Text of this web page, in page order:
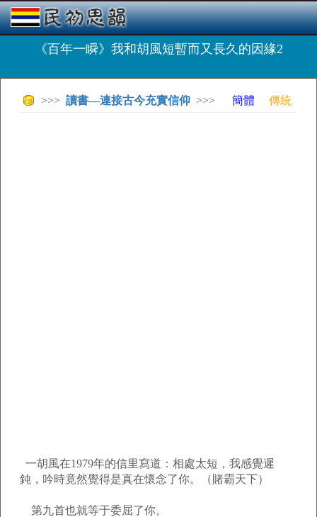
《百年一瞬》我和胡風短暫而又長久的因緣2
>>> 讀書—連接古今充實信仰 >>> 簡體 傳統
一胡風在1979年的信里寫道：相處太短，我感覺遲
鈍，吟時竟然覺得是真在懷念了你。（賭霸天下）
第九首也就等于委屈了你。